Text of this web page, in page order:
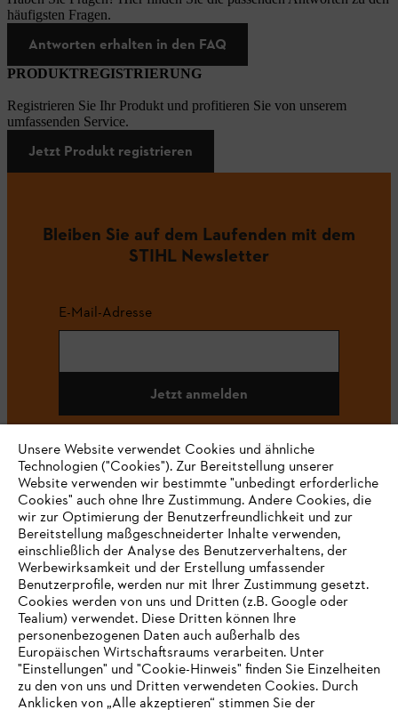
häufigsten Fragen.
Antworten erhalten in den FAQ
PRODUKTREGISTRIERUNG
Registrieren Sie Ihr Produkt und profitieren Sie von unserem
umfassenden Service.
Jetzt Produkt registrieren
Bleiben Sie auf dem Laufenden mit dem
STIHL Newsletter
E-Mail-Adresse
Jetzt anmelden
#STIHL
Unternehmen
Häufig gestellte Fragen
Unsere Website verwendet Cookies und ähnliche
Technologien ("Cookies"). Zur Bereitstellung unserer
Website verwenden wir bestimmte "unbedingt erforderliche
Cookies" auch ohne Ihre Zustimmung. Andere Cookies, die
wir zur Optimierung der Benutzerfreundlichkeit und zur
Bereitstellung maßgeschneiderter Inhalte verwenden,
einschließlich der Analyse des Benutzerverhaltens, der
Werbewirksamkeit und der Erstellung umfassender
Benutzerprofile, werden nur mit Ihrer Zustimmung gesetzt.
Cookies werden von uns und Dritten (z.B. Google oder
Tealium) verwendet. Diese Dritten können Ihre
personenbezogenen Daten auch außerhalb des
Europäischen Wirtschaftsraums verarbeiten. Unter
"Einstellungen" und "Cookie-Hinweis" finden Sie Einzelheiten
zu den von uns und Dritten verwendeten Cookies. Durch
Anklicken von „Alle akzeptieren“ stimmen Sie der